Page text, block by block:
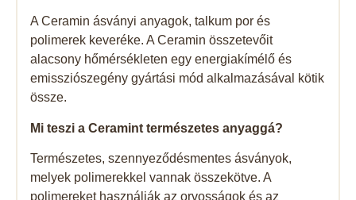
A Ceramin ásványi anyagok, talkum por és
polimerek keveréke. A Ceramin összetevőit
alacsony hőmérsékleten egy energiakímélő és
emissziószegény gyártási mód alkalmazásával kötik
össze.
Mi teszi a Ceramint természetes anyaggá?
Természetes, szennyeződésmentes ásványok,
melyek polimerekkel vannak összekötve. A
polimereket használják az orvosságok és az